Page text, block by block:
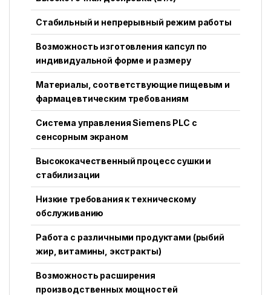
Стабильный и непрерывный режим работы
Возможность изготовления капсул по
индивидуальной форме и размеру
Материалы, соответствующие пищевым и
фармацевтическим требованиям
Система управления Siemens PLC с
сенсорным экраном
Высококачественный процесс сушки и
стабилизации
Низкие требования к техническому
обслуживанию
Работа с различными продуктами (рыбий
жир, витамины, экстракты)
Возможность расширения
производственных мощностей